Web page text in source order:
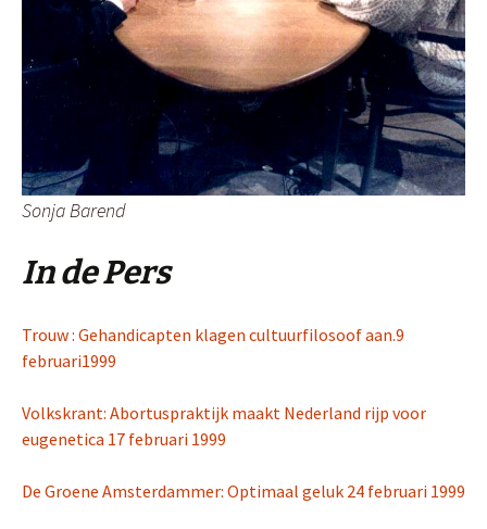
Sonja Barend
In de Pers
Trouw : Gehandicapten klagen cultuurfilosoof aan.9
februari1999
Volkskrant: Abortuspraktijk maakt Nederland rijp voor
eugenetica 17 februari 1999
De Groene Amsterdammer: Optimaal geluk 24 februari 1999